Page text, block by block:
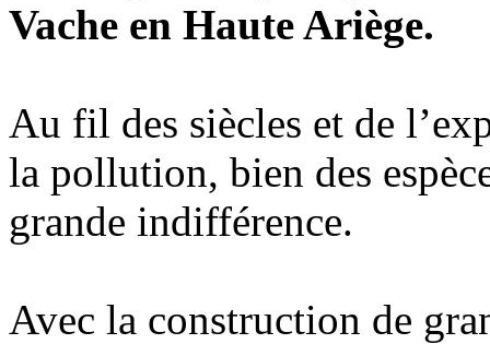
Vache en Haute Ariège.
Au fil des siècles et de
la pollution, bien des
grande indifférence.
Avec la construction de